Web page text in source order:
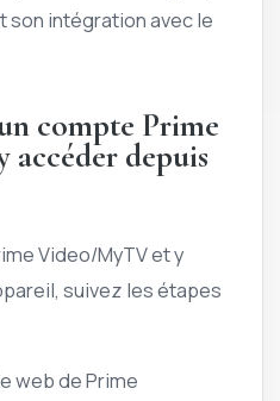
son intégration avec le
compte Prime
depuis
Video/MyTV et y
suivez les étapes
web de Prime